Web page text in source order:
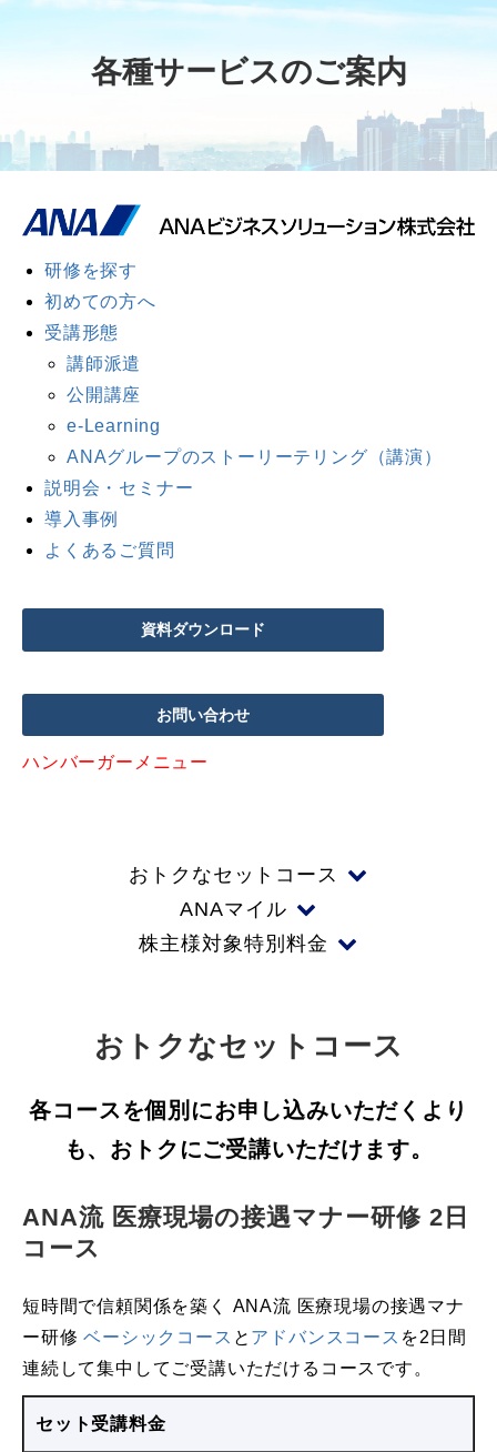
各種サービスのご案内
研修を探す
初めての方へ
受講形態
講師派遣
公開講座
e-Learning
ANAグループのストーリーテリング（講演）
説明会・セミナー
導入事例
よくあるご質問
資料ダウンロード
お問い合わせ
ハンバーガーメニュー
おトクなセットコース
ANAマイル
株主様対象特別料金
おトクなセットコース
各コースを個別にお申し込みいただくより
も、おトクにご受講いただけます。
ANA流 医療現場の接遇マナー研修 2日
コース
短時間で信頼関係を築く ANA流 医療現場の接遇マナ
ー研修ベーシックコース と アドバンスコース を2日間
連続して集中してご受講いただけるコースです。
セット受講料金